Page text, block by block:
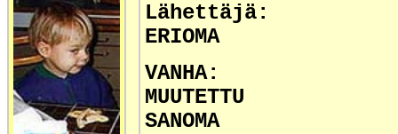
Lähettäjä:
ERIOMA
VANHA:
MUUTETTU
SANOMA